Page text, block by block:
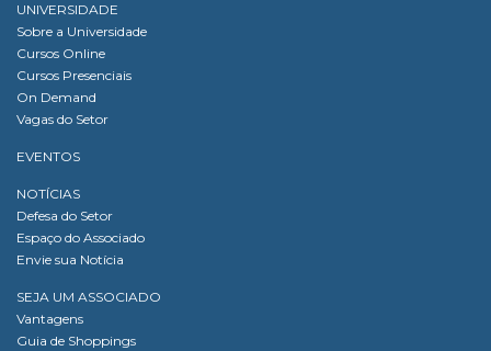
UNIVERSIDADE
Sobre a Universidade
Cursos Online
Cursos Presenciais
On Demand
Vagas do Setor
EVENTOS
NOTÍCIAS
Defesa do Setor
Espaço do Associado
Envie sua Notícia
SEJA UM ASSOCIADO
Vantagens
Guia de Shoppings